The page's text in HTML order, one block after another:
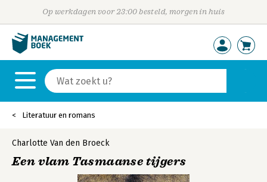
Op werkdagen voor 23:00 besteld, morgen in huis
Literatuur en romans
Charlotte Van den Broeck
Een vlam Tasmaanse tijgers